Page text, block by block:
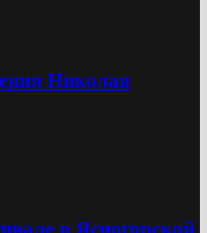
Николая